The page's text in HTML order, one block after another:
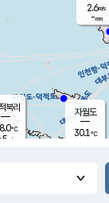
자월도
30.1℃
2.6m/s
-mm
북리
℃
m/s